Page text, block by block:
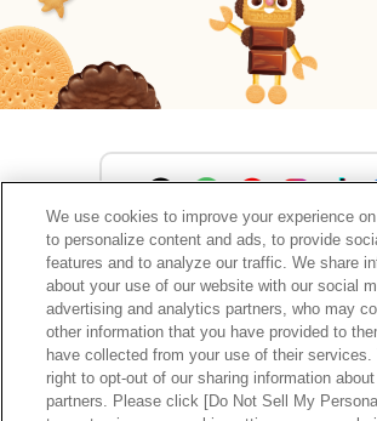
森永製菓公式アカウント
サイトマップ RSSの配信について
プラ
ウェブアクセシビリティ
ご利用規
We use cookies to improve your experience
to personalize content and ads, to provide
features and to analyze our traffic. We share
about your use of our website with our social
advertising and analytics partners, who may
other information that you have provided to
have collected from your use of their services.
right to opt-out of our sharing information
partners. Please click [Do Not Sell My